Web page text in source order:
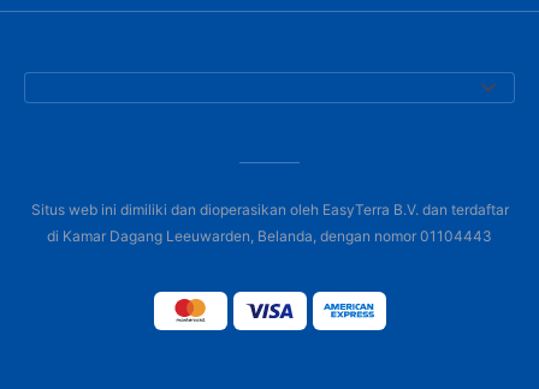
Situs web ini dimiliki dan dioperasikan oleh EasyTerra B.V. dan terdaftar
di Kamar Dagang Leeuwarden, Belanda, dengan nomor 01104443